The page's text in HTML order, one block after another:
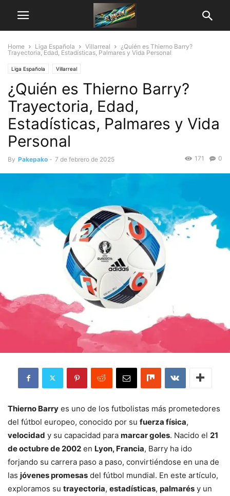
Home Liga Española Villarreal
¿Quién es Thierno Barry?
Trayectoria, Edad, Estadísticas, Palmares y Vida Personal
Liga Española Villarreal
¿Quién es Thierno Barry?
Trayectoria, Edad,
Estadísticas, Palmares y Vida
Personal
By Pakepako - 7 de febrero de 2025 0
171
Thierno Barry es uno de los futbolistas más prometedores
del fútbol europeo, conocido por su fuerza física,
velocidad y su capacidad para marcar goles. Nacido el 21
de octubre de 2002 en Lyon, Francia, Barry ha ido
forjando su carrera paso a paso, convirtiéndose en una de
las jóvenes promesas del fútbol mundial. En este artículo,
exploramos su trayectoria, estadísticas, palmarés y un